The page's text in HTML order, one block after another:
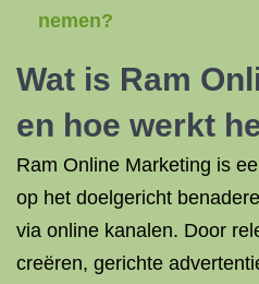
nemen?
Wat is Ram
en hoe werkt
Ram Online Marketing is
op het doelgericht
via online kanalen. Door
creëren, gerichte